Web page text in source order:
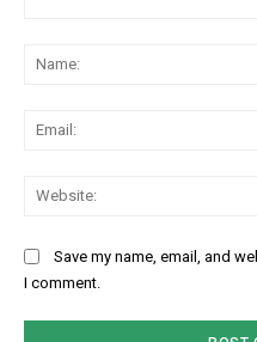
Save my name, email, and
I comment.